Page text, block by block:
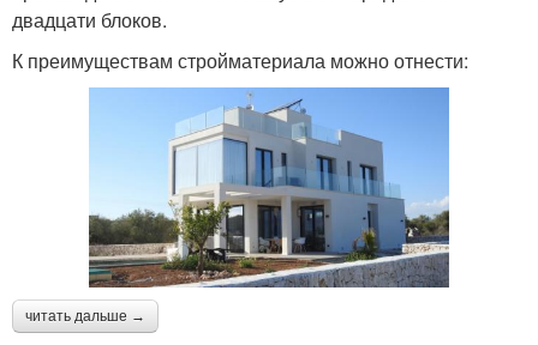
двадцати блоков.
К преимуществам стройматериала можно отнести:
читать дальше →